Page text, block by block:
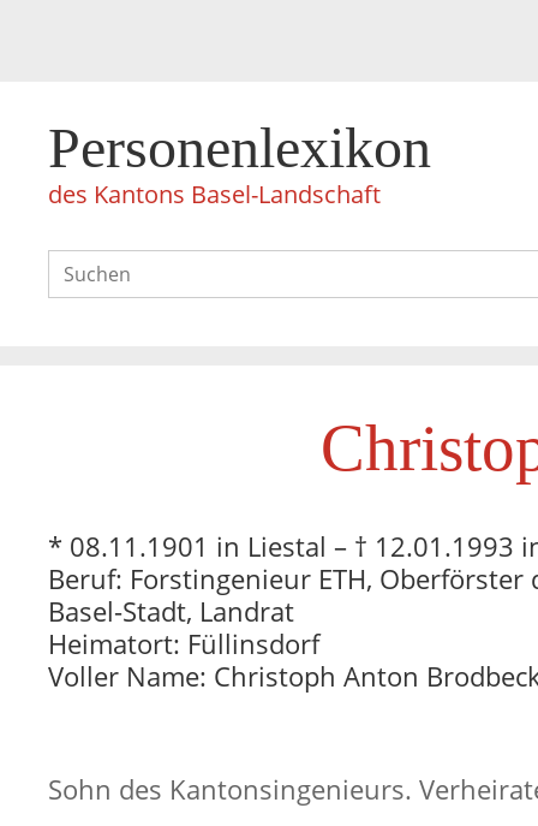
Personenlexikon
des Kantons Basel-Landschaft
* 08.11.1901 in Liestal – † 12.01.1993
Beruf: Forstingenieur ETH, Oberförster
Basel-Stadt, Landrat
Heimatort: Füllinsdorf
Voller Name: Christoph Anton
Sohn des Kantonsingenieurs.